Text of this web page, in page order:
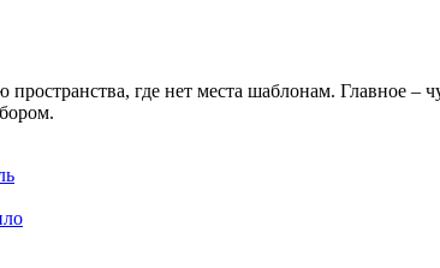
где нет места шаблонам. Главное –